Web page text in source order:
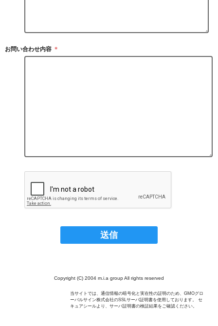
お問い合わせ内容 ＊
Copyright (C) 2004 m.i.a group All rights reserved
当サイトでは、通信情報の暗号化と実在性の証明のため、GMOグロ
ーバルサイン株式会社のSSLサーバ証明書を使用しております。 セ
キュアシールより、サーバ証明書の検証結果をご確認ください。